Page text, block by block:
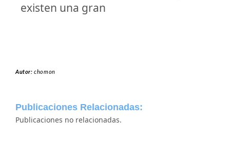
existen una gran
Autor:chomon
Publicaciones Relacionadas:
Publicaciones no relacionadas.